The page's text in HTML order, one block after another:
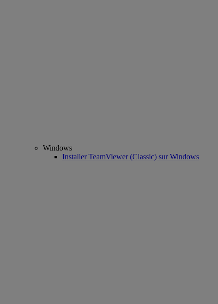
Windows
Installer TeamViewer (Classic) sur Windows